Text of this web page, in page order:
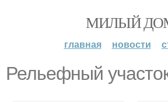
МИЛЫЙ
главная новости
Рельефный